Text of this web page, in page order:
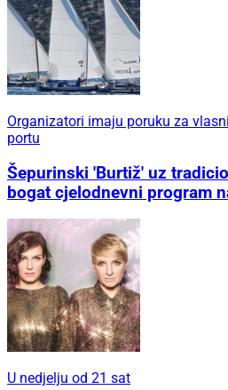
Organizatori imaju poruku za
portu
Šepurinski 'Burtiž' uz
bogat cjelodnevni program
U nedjelju od 21 sat